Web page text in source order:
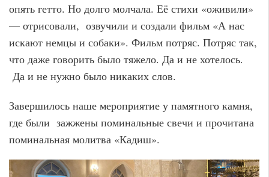
опять гетто. Но долго молчала. Её стихи «оживили»
— отрисовали, озвучили и создали фильм «А нас
искают немцы и собаки». Фильм потряс. Потряс так,
что даже говорить было тяжело. Да и не хотелось.
Да и не нужно было никаких слов.
Завершилось наше мероприятие у памятного камня,
где были зажжены поминальные свечи и прочитана
поминальная молитва «Кадиш».